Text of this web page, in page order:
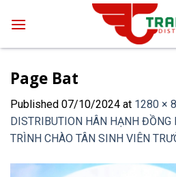
Page Bat
Published 07/10/2024 at 1280 ×
DISTRIBUTION HÂN HẠNH ĐỒNG
TRÌNH CHÀO TÂN SINH VIÊN